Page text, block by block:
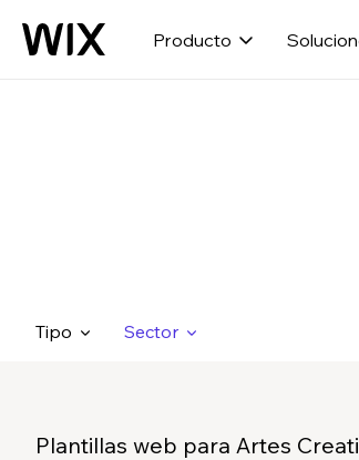
Producto
Tipo Sector
Plantillas web para Artes